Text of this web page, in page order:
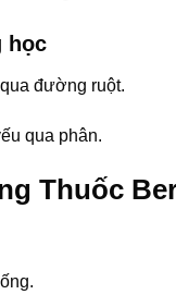
học
đường ruột.
qua phân.
Thuốc